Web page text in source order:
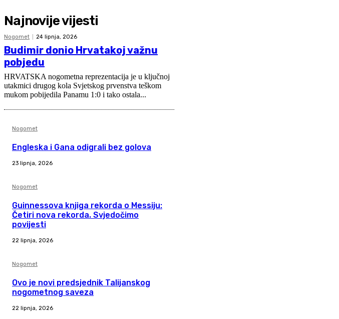
Najnovije vijesti
Nogomet 24 lipnja, 2026
Budimir donio Hrvatakoj važnu
pobjedu
HRVATSKA nogometna reprezentacija je u ključnoj
utakmici drugog kola Svjetskog prvenstva teškom
mukom pobijedila Panamu 1:0 i tako ostala...
Nogomet
Engleska i Gana odigrali bez golova
23 lipnja, 2026
Nogomet
Guinnessova knjiga rekorda o Messiju:
Četiri nova rekorda. Svjedočimo
povijesti
22 lipnja, 2026
Nogomet
Ovo je novi predsjednik Talijanskog
nogometnog saveza
22 lipnja, 2026